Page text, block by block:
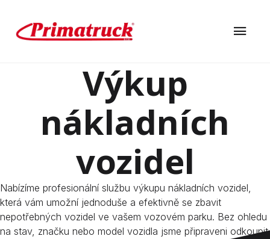
Výkup
nákladních
vozidel
Nabízíme profesionální službu výkupu nákladních vozidel,
která vám umožní jednoduše a efektivně se zbavit
nepotřebných vozidel ve vašem vozovém parku. Bez ohledu
na stav, značku nebo model vozidla jsme připraveni odkoupit